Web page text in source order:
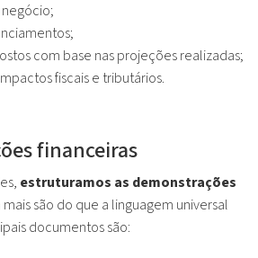
com base nas projeções realizadas;
fiscais e tributários.
financeiras
estruturamos as demonstrações
são do que a linguagem universal
documentos são: